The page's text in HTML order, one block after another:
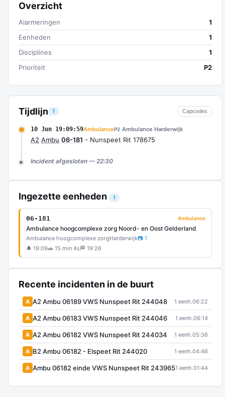
Tijdlijn 1 Capcodes
10 Jun 19:09:59AmbulanceP2 Ambulance Harderwijk
A2 Ambu 06-181 - Nunspeet Rit 178675
Incident afgesloten — 22:30
Ingezette eenheden 1
06-181 Ambulance
Ambulance hoogcomplexe zorg Noord- en Oost Gelderland
Ambulance hoogcomplexe zorgHarderwijk📷 1
🔔 19:09🚗 15 min 4s 🏁 19:26
Recente incidenten in de buurt
A A2 Ambu 06189 VWS Nunspeet Rit 244048 1 eenh.06:22
A A2 Ambu 06183 VWS Nunspeet Rit 244046 1 eenh.06:14
A A2 Ambu 06182 VWS Nunspeet Rit 244034 1 eenh.05:36
A B2 Ambu 06182 - Elspeet Rit 244020 1 eenh.04:46
A Ambu 06182 einde VWS Nunspeet Rit 2439651 eenh.01:44
Overzicht
Alarmeringen
1
Eenheden
1
Disciplines
1
Prioriteit
P2